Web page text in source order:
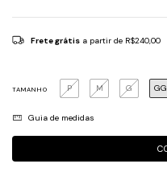
Frete grátis a partir de R$240,00
TAMANHO P M G GG
Guia de medidas